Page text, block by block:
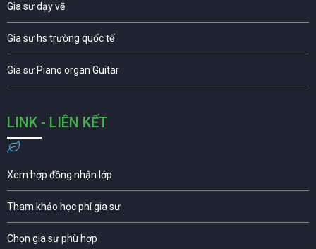
Gia sư dạy vẽ
Gia sư hs trường quốc tế
Gia sư Piano organ Guitar
LINK - LIÊN KẾT
Xem hợp đồng nhận lớp
Tham khảo học phí gia sư
Chọn gia sư phù hợp